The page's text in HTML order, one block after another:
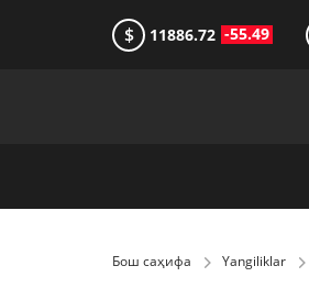
$ 11886.72 -55.49
Бош саҳифа Yangiliklar